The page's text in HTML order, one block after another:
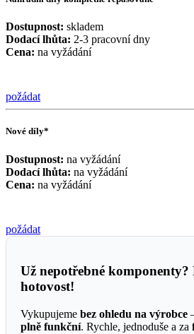
Dostupnost: skladem
Dodací lhůta: 2-3 pracovní dny
Cena: na vyžádání
požádat
Nové díly*
Dostupnost: na vyžádání
Dodací lhůta: na vyžádání
Cena: na vyžádání
požádat
Už nepotřebné komponenty?
hotovost!
Vykupujeme bez ohledu na výrobce
plně funkční. Rychle, jednoduše a za